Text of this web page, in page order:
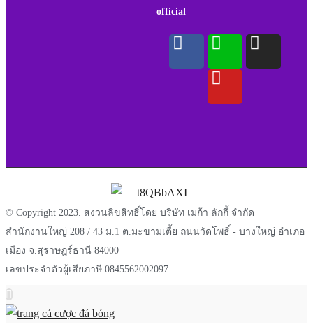
official
© Copyright 2023. สงวนลิขสิทธิ์โดย บริษัท เมก้า ลักกี้ จำกัด
สำนักงานใหญ่ 208 / 43 ม.1 ต.มะขามเตี้ย ถนนวัดโพธิ์ - บางใหญ่ อำเภอ
เมือง จ.สุราษฎร์ธานี 84000
เลขประจำตัวผู้เสียภาษี 0845562002097